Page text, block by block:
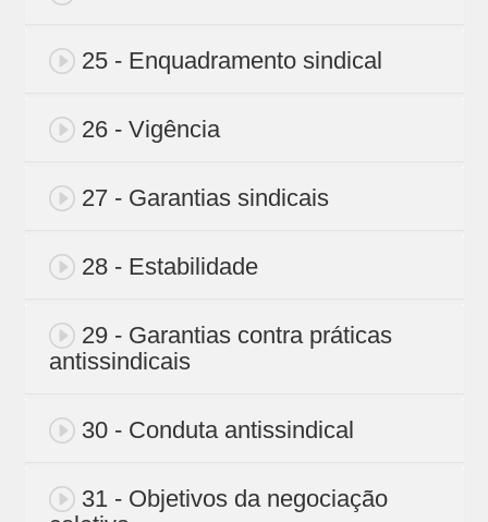
25 - Enquadramento sindical
26 - Vigência
27 - Garantias sindicais
28 - Estabilidade
29 - Garantias contra práticas
antissindicais
30 - Conduta antissindical
31 - Objetivos da negociação